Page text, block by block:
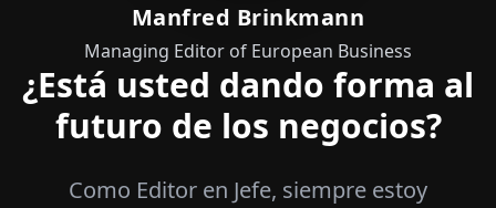
Manfred Brinkmann
Managing Editor of European Business
¿Está usted dando forma al
futuro de los negocios?
Como Editor en Jefe, siempre estoy